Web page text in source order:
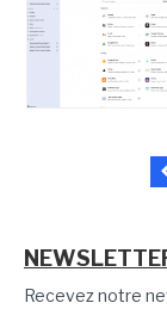
Recevez notre